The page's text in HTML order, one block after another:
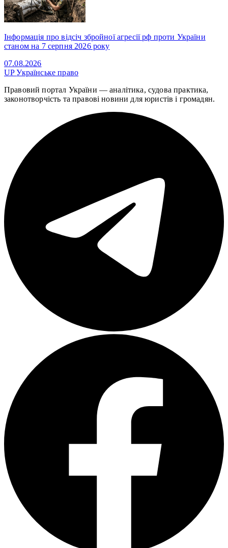
Інформація про відсіч збройної агресії рф проти України
станом на 7 серпня 2026 року
07.08.2026
UPУкраїнське право
Правовий портал України — аналітика, судова практика,
законотворчість та правові новини для юристів і громадян.